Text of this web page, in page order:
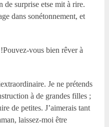
de surprise etse mit à rire.
dans sonétonnement, et
vous bien rêver à
Je ne prétends
à de grandes filles ;
de petites. J’aimerais tant
laissez-moi être